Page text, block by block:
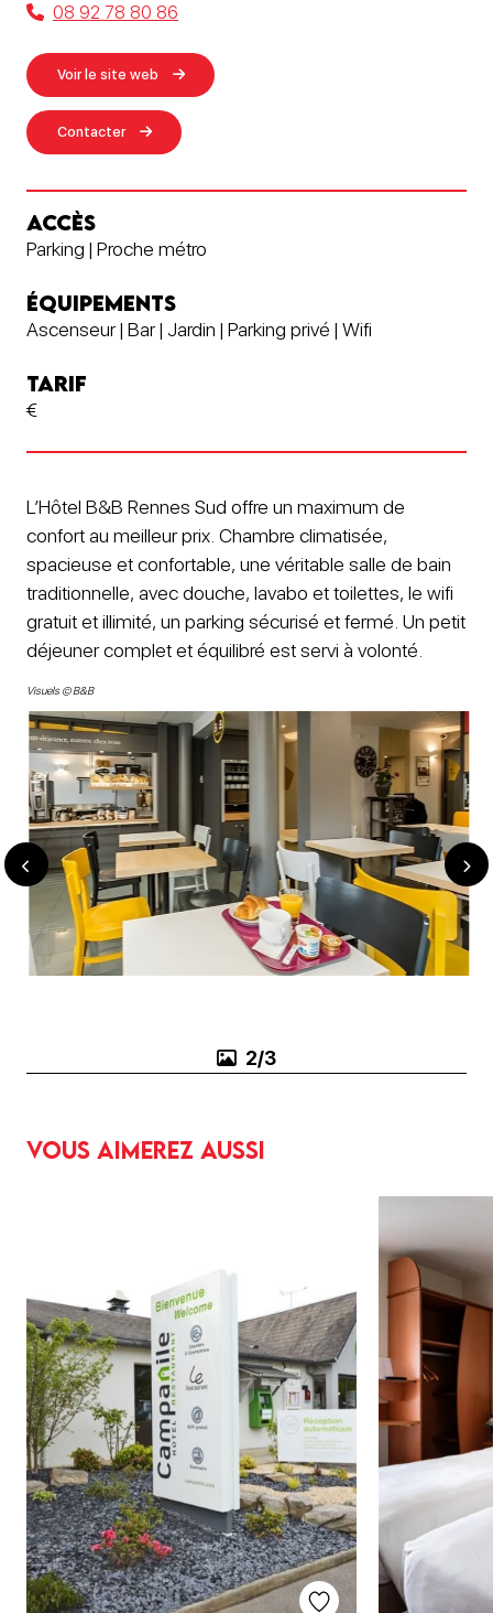
08 92 78 80 86
Voir le site web
Contacter
ACCÈS
Parking | Proche métro
ÉQUIPEMENTS
Ascenseur | Bar | Jardin | Parking privé | Wifi
TARIF
€
L’Hôtel B&B Rennes Sud offre un maximum de
confort au meilleur prix. Chambre climatisée,
spacieuse et confortable, une véritable salle de bain
traditionnelle, avec douche, lavabo et toilettes, le wifi
gratuit et illimité, un parking sécurisé et fermé. Un petit
déjeuner complet et équilibré est servi à volonté.
Visuels © B&B
3/3
Vous aimerez aussi